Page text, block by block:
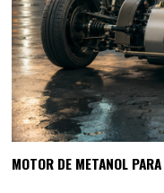
MOTOR DE METANOL